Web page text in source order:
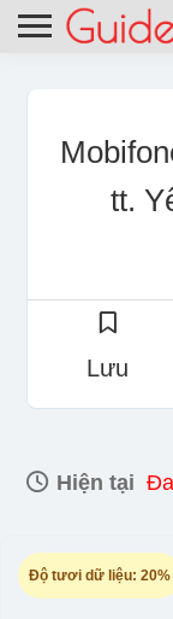
tt.
Lưu
Hiện tại
Độ tươi dữ liệu: 20%